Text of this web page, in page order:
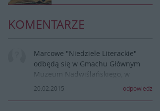
KOMENTARZE
Marcowe "Niedziele Literackie"
odbędą się w Gmachu Głównym
Muzeum Nadwiślańskiego, w
kawiarni Muzealnej.(Początek
20.02.2015 odpowiedz